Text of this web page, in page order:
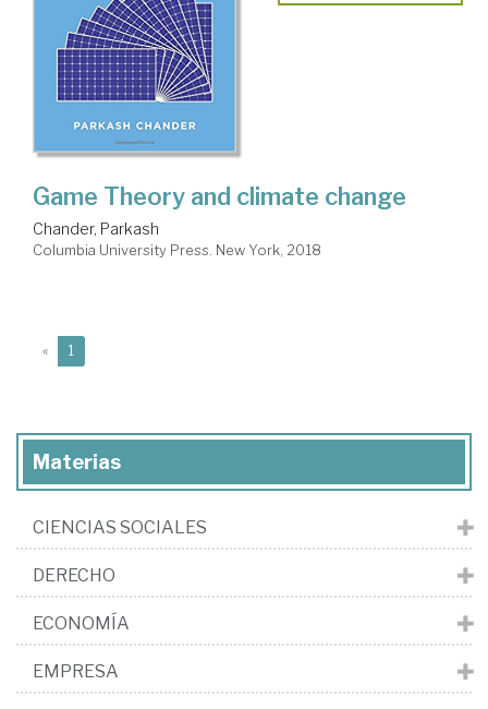
Game Theory and climate change
Chander, Parkash
Columbia University Press. New York, 2018
« 1
Materias
CIENCIAS SOCIALES
DERECHO
ECONOMÍA
EMPRESA